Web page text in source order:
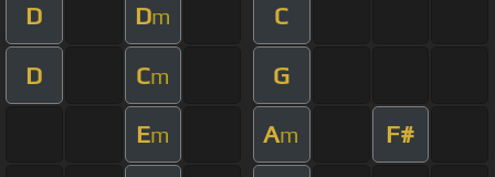
D Dm C
D Cm G
Em Am F#